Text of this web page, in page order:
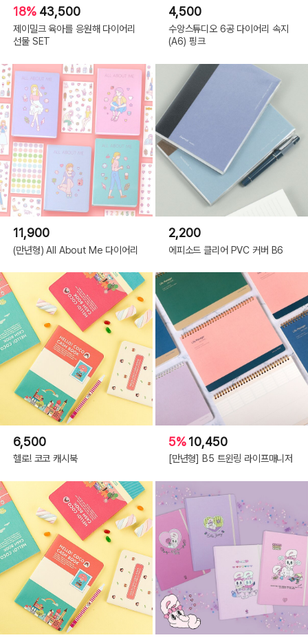
18% 43,500
제이밀크 육아를 응원해 다이어리
선물 SET
4,500
수앙스튜디오 6공 다이어리 속지
(A6) 핑크
11,900
(만년형) All About Me 다이어리
2,200
에피소드 클리어 PVC 커버 B6
6,500
헬로! 코코 캐시북
5%10,450
[만년형] B5 트윈링 라이프매니저